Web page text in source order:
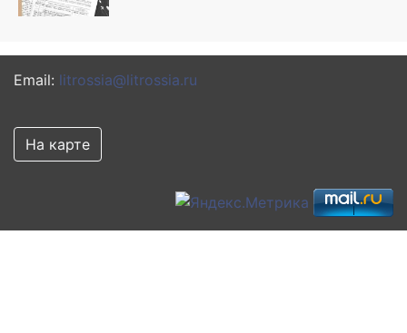
Email: litrossia@litrossia.ru
На карте